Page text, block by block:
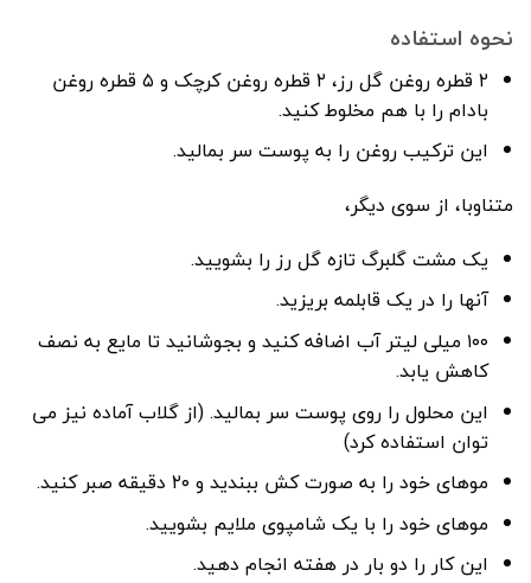
نحوه استفاده
۲ قطره روغن گل رز، ۲ قطره روغن کرچک و ۵ قطره روغن
بادام را با هم مخلوط کنید.
این ترکیب روغن را به پوست سر بمالید.
متناوبا، از سوی دیگر،
یک مشت گلبرگ تازه گل رز را بشویید.
آنها را در یک قابلمه بریزید.
۱۰۰ میلی لیتر آب اضافه کنید و بجوشانید تا مایع به نصف
کاهش یابد.
این محلول را روی پوست سر بمالید. (از گلاب آماده نیز می
توان استفاده کرد)
موهای خود را به صورت کش ببندید و ۲۰ دقیقه صبر کنید.
موهای خود را با یک شامپوی ملایم بشویید.
این کار را دو بار در هفته انجام دهید.